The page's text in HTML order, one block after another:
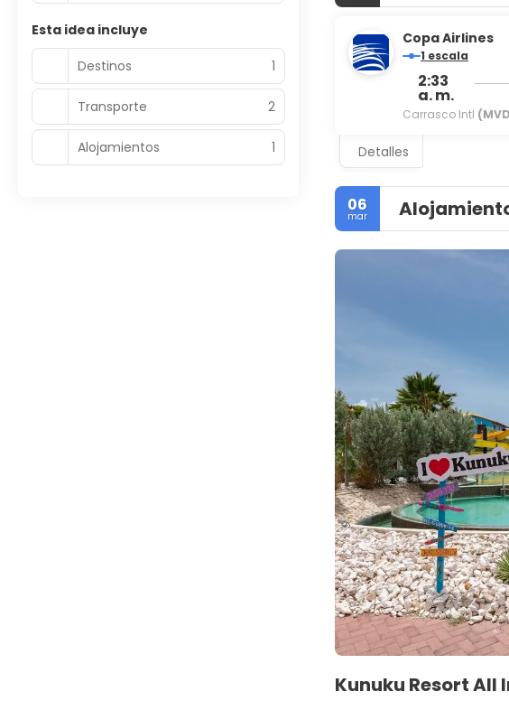
Copa Airlines
1 escala
2:33
a. m.
Carrasco Intl
Detalles
06
mar
Kunuku Resort
Esta idea incluye
Destinos
1
Transporte 2
Alojamientos 1